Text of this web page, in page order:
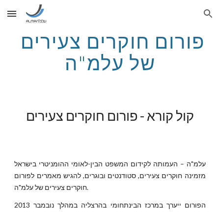
Skip to main content Skip to navigation
של עלמ"ה
קול קורא - פורום חוקרים צעירים
עלמ"ה – העמותה לקידום המשפט הבין-לאומי ההומניטרי בישראל
מזמינה חוקרים צעירים, סטודנטים ובוגרים, להגיש מאמרים לפורום
חוקרים צעירים של עלמ"ה.
הפורום ייערך במרכז הבינתחומי בהרצליה במהלך נובמבר 2013